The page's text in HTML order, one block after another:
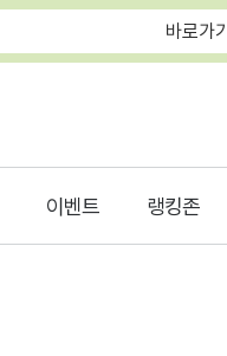
바로가기
이벤트 랭킹존